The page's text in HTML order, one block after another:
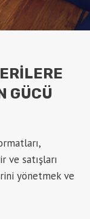
GÜCÜ
ve satışları
yönetmek ve